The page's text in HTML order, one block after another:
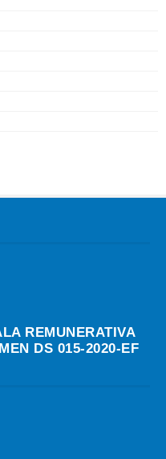
REMUNERATIVA
DS 015-2020-EF